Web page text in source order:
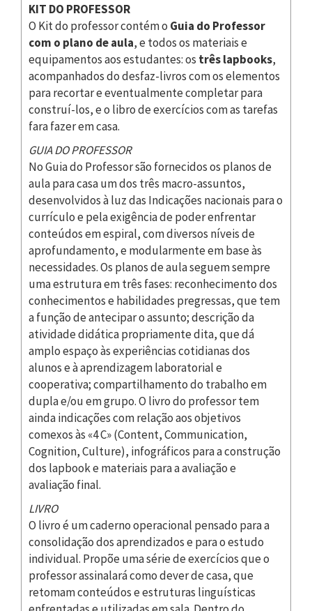
KIT DO PROFESSOR
O Kit do professor contém o Guia do Professor
com o plano de aula, e todos os materiais e
equipamentos aos estudantes: os três lapbooks,
acompanhados do desfaz-livros com os elementos
para recortar e eventualmente completar para
construí-los, e o libro de exercícios com as tarefas
fara fazer em casa.
GUIA DO PROFESSOR
No Guia do Professor são fornecidos os planos de
aula para casa um dos três macro-assuntos,
desenvolvidos à luz das Indicações nacionais para o
currículo e pela exigência de poder enfrentar
conteúdos em espiral, com diversos níveis de
aprofundamento, e modularmente em base às
necessidades. Os planos de aula seguem sempre
uma estrutura em três fases: reconhecimento dos
conhecimentos e habilidades pregressas, que tem
a função de antecipar o assunto; descrição da
atividade didática propriamente dita, que dá
amplo espaço às experiências cotidianas dos
alunos e à aprendizagem laboratorial e
cooperativa; compartilhamento do trabalho em
dupla e/ou em grupo. O livro do professor tem
ainda indicações com relação aos objetivos
comexos às «4 C» (Content, Communication,
Cognition, Culture), infográficos para a construção
dos lapbook e materiais para a avaliação e
avaliação final.
LIVRO
O livro é um caderno operacional pensado para a
consolidação dos aprendizados e para o estudo
individual. Propõe uma série de exercícios que o
professor assinalará como dever de casa, que
retomam conteúdos e estruturas linguísticas